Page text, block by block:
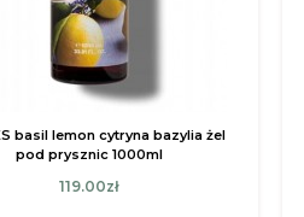
basil lemon cytryna bazylia żel
pod prysznic 1000ml
119.00zł